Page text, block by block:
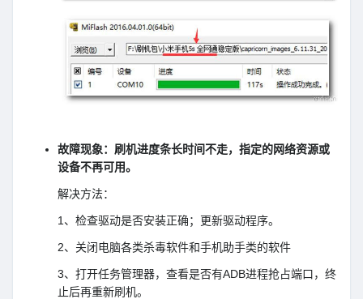
故障现象：刷机进度条长时间不走，指定的网络资源或
设备不再可用。
解决方法：
1、检查驱动是否安装正确；更新驱动程序。
2、关闭电脑各类杀毒软件和手机助手类的软件
3、打开任务管理器，查看是否有ADB进程抢占端口，终
止后再重新刷机。